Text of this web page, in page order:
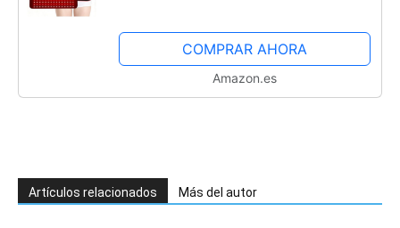
terapia de luz infrarroja para el dolor
de espalda,...
COMPRAR AHORA
Amazon.es
Artículos relacionados Más del autor